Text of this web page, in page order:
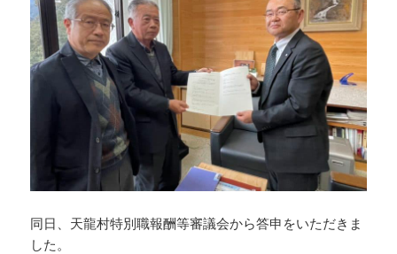
同日、天龍村特別職報酬等審議会から答申をいただきま
した。